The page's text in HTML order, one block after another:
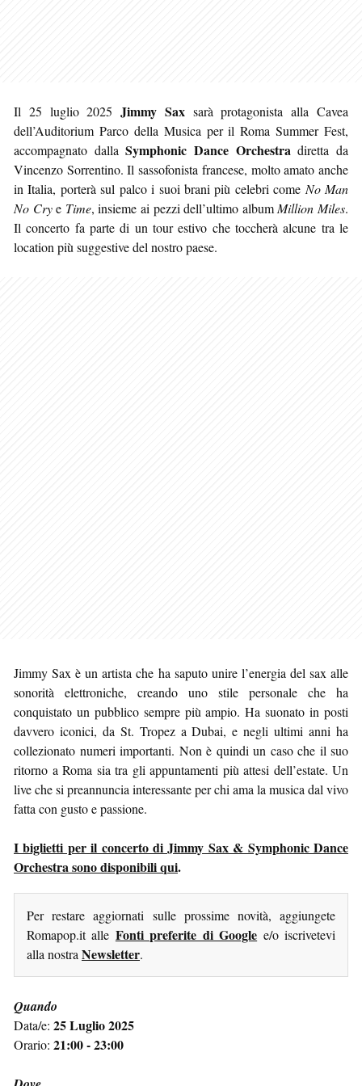
Il 25 luglio 2025Jimmy Saxsarà protagonista alla Cavea
dell’Auditorium Parco della Musica per il Roma Summer Fest,
accompagnato dallaSymphonic Dance Orchestra diretta da
Vincenzo Sorrentino. Il sassofonista francese, molto amato anche
in Italia, porterà sul palco i suoi brani più celebri come No Man
No Crye Time, insieme ai pezzi dell’ultimo album Million Miles.
Il concerto fa parte di un tour estivo che toccherà alcune tra le
location più suggestive del nostro paese.
Jimmy Sax è un artista che ha saputo unire l’energia del sax alle
sonorità elettroniche, creando uno stile personale che ha
conquistato un pubblico sempre più ampio. Ha suonato in posti
davvero iconici, da St. Tropez a Dubai, e negli ultimi anni ha
collezionato numeri importanti. Non è quindi un caso che il suo
ritorno a Roma sia tra gli appuntamenti più attesi dell’estate. Un
live che si preannuncia interessante per chi ama la musica dal vivo
fatta con gusto e passione.
I biglietti per il concerto di Jimmy Sax & Symphonic Dance
Orchestra sono disponibili qui.
Per restare aggiornati sulle prossime novità, aggiungete
Romapop.it alle Fonti preferite di Google e/o iscrivetevi
alla nostra Newsletter.
Quando
Data/e: 25 Luglio 2025
Orario: 21:00 - 23:00